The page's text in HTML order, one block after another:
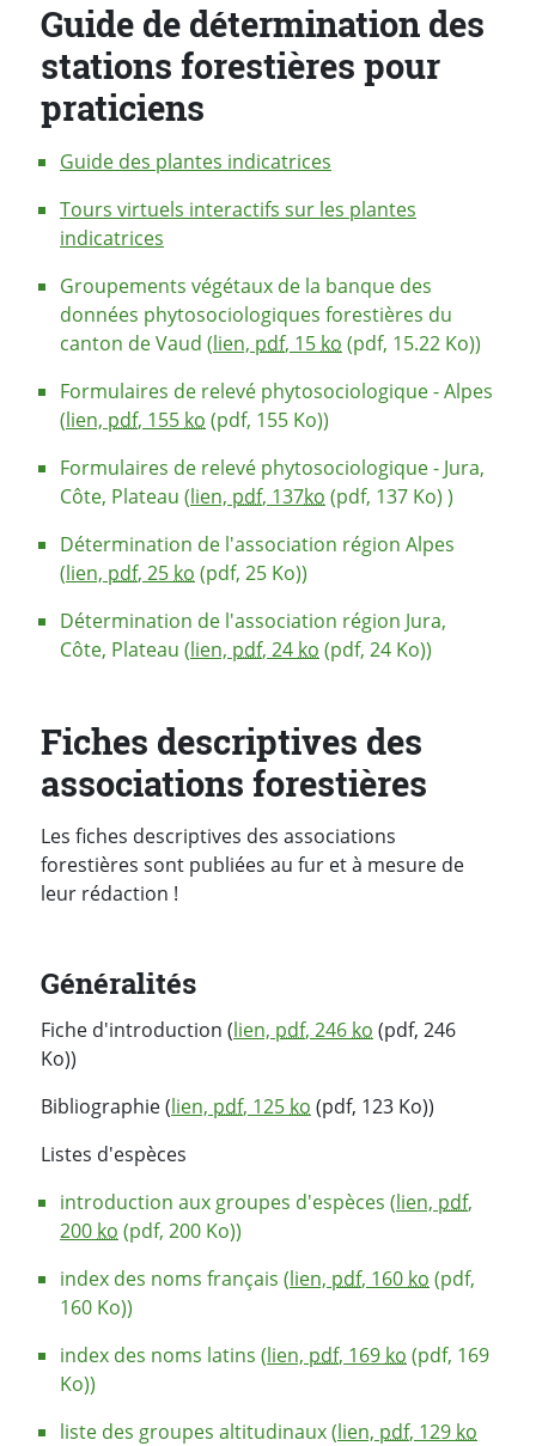
Guide de détermination des
stations forestières pour
praticiens
Guide des plantes indicatrices
Tours virtuels interactifs sur les plantes
indicatrices
Groupements végétaux de la banque des
données phytosociologiques forestières du
canton de Vaud (lien, pdf, 15 ko (pdf, 15.22 Ko))
Formulaires de relevé phytosociologique - Alpes
(lien, pdf, 155 ko (pdf, 155 Ko))
Formulaires de relevé phytosociologique - Jura,
Côte, Plateau (lien, pdf, 137ko (pdf, 137 Ko) )
Détermination de l'association région Alpes
(lien, pdf, 25 ko (pdf, 25 Ko))
Détermination de l'association région Jura,
Côte, Plateau (lien, pdf, 24 ko (pdf, 24 Ko))
Fiches descriptives des
associations forestières
Les fiches descriptives des associations
forestières sont publiées au fur et à mesure de
leur rédaction !
Généralités
Fiche d'introduction (lien, pdf, 246 ko (pdf, 246
Ko))
Bibliographie (lien, pdf, 125 ko (pdf, 123 Ko))
Listes d'espèces
introduction aux groupes d'espèces (lien, pdf,
200 ko (pdf, 200 Ko))
index des noms français (lien, pdf, 160 ko (pdf,
160 Ko))
index des noms latins (lien, pdf, 169 ko (pdf, 169
Ko))
liste des groupes altitudinaux (lien, pdf, 129 ko